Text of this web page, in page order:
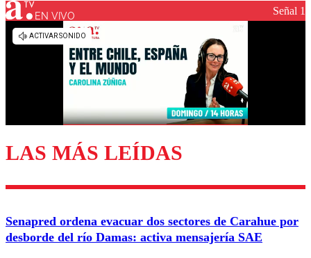
Los comentarios son moderados para garantizar un
Enviar comentario
EN VIVO Señal 1
LAS MÁS LEÍDAS
Senapred ordena evacuar dos sectores de Carahue por
desborde del río Damas: activa mensajería SAE